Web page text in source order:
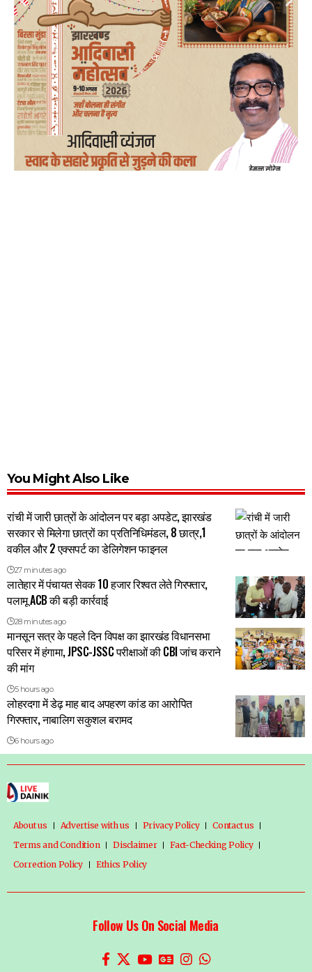
You Might Also Like
रांची में जारी छात्रों के आंदोलन पर बड़ा अपडेट, झारखंड
सरकार से मिलेगा छात्रों का प्रतिनिधिमंडल, 8 छात्र,1
वकील और 2 एक्सपर्ट का डेलिगेशन फाइनल
27 minutes ago
लातेहार में पंचायत सेवक 10 हजार रिश्वत लेते गिरफ्तार,
पलामू ACB की बड़ी कार्रवाई
28 minutes ago
मानसून सत्र के पहले दिन विपक्ष का झारखंड विधानसभा
परिसर में हंगामा, JPSC-JSSC परीक्षाओं की CBI जांच कराने
की मांग
5 hours ago
लोहरदगा में डेढ़ माह बाद अपहरण कांड का आरोपित
गिरफ्तार, नाबालिग सकुशल बरामद
6 hours ago
About us Advertise with us Privacy Policy
Contact us
Terms and Condition
Disclaimer
Fact-Checking Policy
Correction Policy
Ethics Policy
Follow Us On Social Media